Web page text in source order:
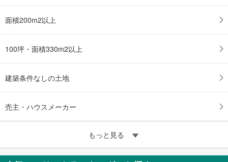
面積200m2以上
100坪・面積330m2以上
建築条件なしの土地
売主・ハウスメーカー
もっと見る